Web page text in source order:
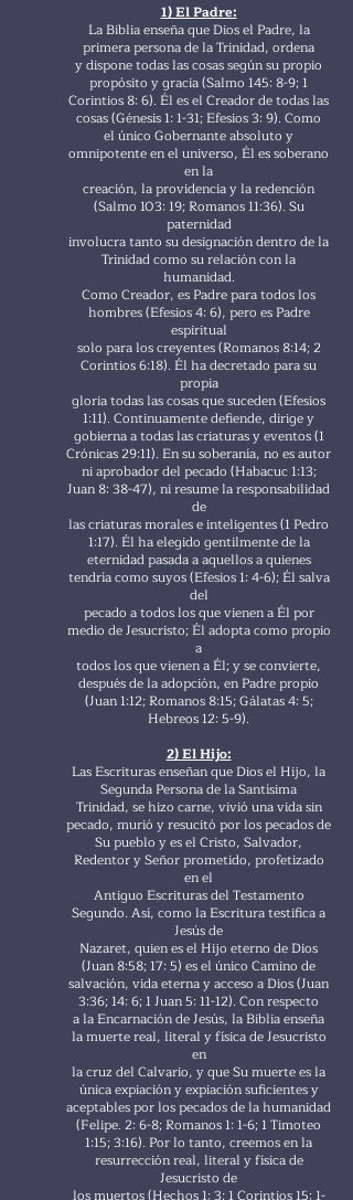
1) El Padre:
La Biblia enseña que Dios el Padre, la
primera persona de la Trinidad, ordena
y dispone todas las cosas según su propio
propósito y gracia (Salmo 145: 8-9; 1
Corintios 8: 6). Él es el Creador de todas las
cosas (Génesis 1: 1-31; Efesios 3: 9). Como
el único Gobernante absoluto y
omnipotente en el universo, Él es soberano
en la
creación, la providencia y la redención
(Salmo 103: 19; Romanos 11:36). Su
paternidad
involucra tanto su designación dentro de la
Trinidad como su relación con la
humanidad.
Como Creador, es Padre para todos los
hombres (Efesios 4: 6), pero es Padre
espiritual
solo para los creyentes (Romanos 8:14; 2
Corintios 6:18). Él ha decretado para su
propia
gloria todas las cosas que suceden (Efesios
1:11). Continuamente defiende, dirige y
gobierna a todas las criaturas y eventos (1
Crónicas 29:11). En su soberanía, no es autor
ni aprobador del pecado (Habacuc 1:13;
Juan 8: 38-47), ni resume la responsabilidad
de
las criaturas morales e inteligentes (1 Pedro
1:17). Él ha elegido gentilmente de la
eternidad pasada a aquellos a quienes
tendría como suyos (Efesios 1: 4-6); Él salva
del
pecado a todos los que vienen a Él por
medio de Jesucristo; Él adopta como propio
a
todos los que vienen a Él; y se convierte,
después de la adopción, en Padre propio
(Juan 1:12; Romanos 8:15; Gálatas 4: 5;
Hebreos 12: 5-9).
2) El Hijo:
Las Escrituras enseñan que Dios el Hijo, la
Segunda Persona de la Santísima
Trinidad, se hizo carne, vivió una vida sin
pecado, murió y resucitó por los pecados de
Su pueblo y es el Cristo, Salvador,
Redentor y Señor prometido, profetizado
en el
Antiguo Escrituras del Testamento
Segundo. Así, como la Escritura testifica a
Jesús de
Nazaret, quien es el Hijo eterno de Dios
(Juan 8:58; 17: 5) es el único Camino de
salvación, vida eterna y acceso a Dios (Juan
3:36; 14: 6; 1 Juan 5: 11-12). Con respecto
a la Encarnación de Jesús, la Biblia enseña
la muerte real, literal y física de Jesucristo
en
la cruz del Calvario, y que Su muerte es la
única expiación y expiación suficientes y
aceptables por los pecados de la humanidad
(Felipe. 2: 6-8; Romanos 1: 1-6; 1 Timoteo
1:15; 3:16). Por lo tanto, creemos en la
resurrección real, literal y física de
Jesucristo de
los muertos (Hechos 1: 3; 1 Corintios 15: 1-